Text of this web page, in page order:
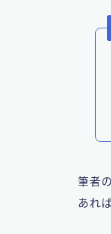
筆者
あれ